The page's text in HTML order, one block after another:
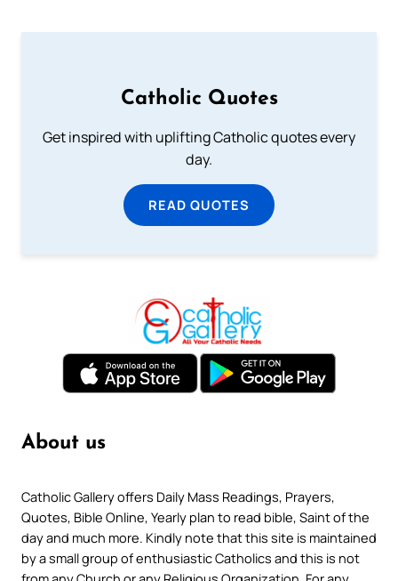
Catholic Quotes
Get inspired with uplifting Catholic quotes every
day.
READ QUOTES
About us
Catholic Gallery offers Daily Mass Readings, Prayers,
Quotes, Bible Online, Yearly plan to read bible, Saint of the
day and much more. Kindly note that this site is maintained
by a small group of enthusiastic Catholics and this is not